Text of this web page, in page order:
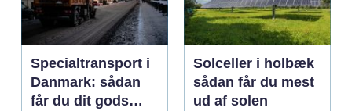
Specialtransport i
Danmark: sådan
får du dit gods
Solceller i holbæk
sådan får du mest
ud af solen